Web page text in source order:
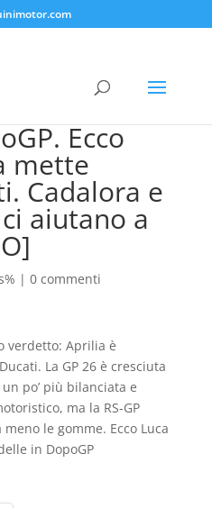
Ecco
mette
Cadalora e
aiutano a
| 0 commenti
verdetto: Aprilia è
La GP 26 è cresciuta
po’ più bilanciata e
ma la RS-GP
le gomme. Ecco Luca
in DopoGP